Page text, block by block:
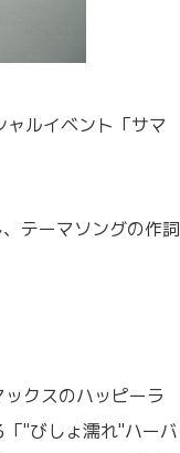
ルイベント「サマ
テーマソングの作詞
クスのハッピーラ
"びしょ濡れ"ハーバ